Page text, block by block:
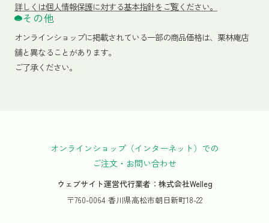
詳しくは個人情報保護に対する基本指針をご覧ください。
その他
オンラインショップに掲載されている一部の商品価格は、栗林庵店
舗と異なることがあります。
ご了承ください。
オンラインショップ（インターネット）での
ご注文・お問い合わせ
ウェブサイト運営代行業者：株式会社Welleg
〒760-0064 香川県高松市朝日新町18-22